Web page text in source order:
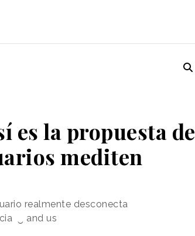
es la propuesta de
mediten
realmente desconecta
‿ and us